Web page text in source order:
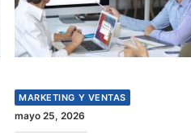
MARKETING Y VENTAS
mayo 25, 2026